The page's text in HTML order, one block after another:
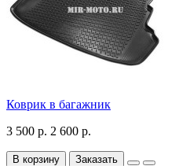
Коврик в багажник
3 500 р. 2 600 р.
В корзину Заказать